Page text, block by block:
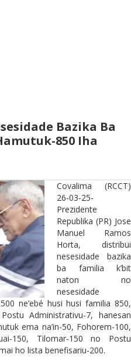
Bazika Ba
850 Iha
Covalima (RCCT)
26-03-25-
Prezidente
Republika (PR) Jose
Manuel Ramos
Horta, distribui
nesesidade bazika
ba familia k’bit
naton no
nesesidade
ne’ebé husi husi familia 850,
Administrativu-7, hanesan
ema na’in-50, Fohorem-100,
150, Tilomar-150 no Postu
ho lista benefisariu-200.